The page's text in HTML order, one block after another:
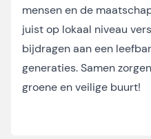
mensen en de
juist op lokaal niveau
bijdragen aan een
generaties. Samen
groene en veilige buurt!